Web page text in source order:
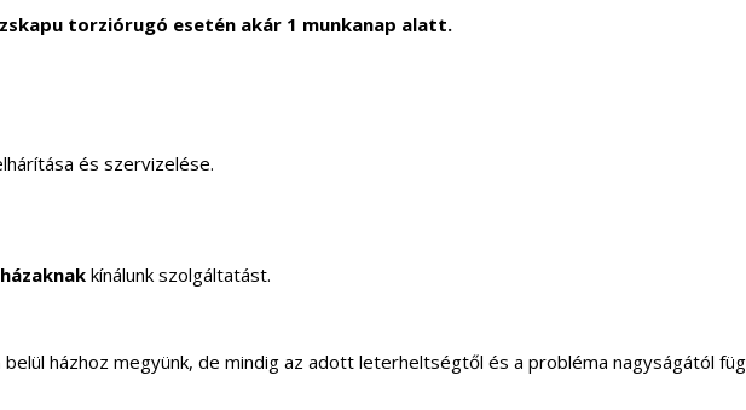
torziórugó esetén akár 1 munkanap alatt.
és szervizelése.
kínálunk szolgáltatást.
házhoz megyünk, de mindig az adott leterheltségtől és a probléma nagyságától